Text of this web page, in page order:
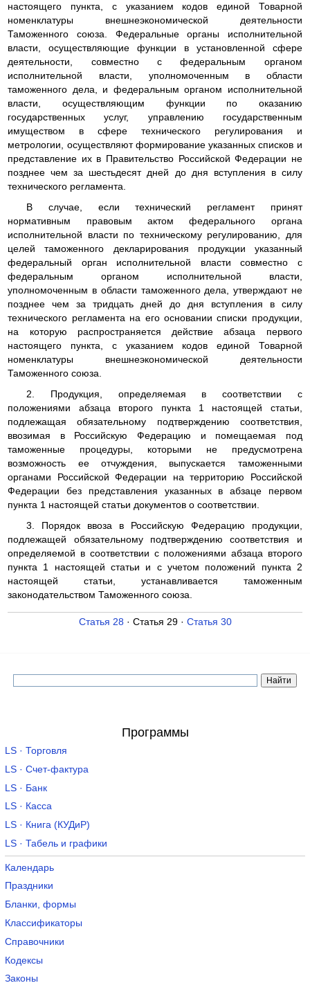
настоящего пункта, с указанием кодов единой Товарной
номенклатуры внешнеэкономической деятельности
Таможенного союза. Федеральные органы исполнительной
власти, осуществляющие функции в установленной сфере
деятельности, совместно с федеральным органом
исполнительной власти, уполномоченным в области
таможенного дела, и федеральным органом исполнительной
власти, осуществляющим функции по оказанию
государственных услуг, управлению государственным
имуществом в сфере технического регулирования и
метрологии, осуществляют формирование указанных списков и
представление их в Правительство Российской Федерации не
позднее чем за шестьдесят дней до дня вступления в силу
технического регламента.
В случае, если технический регламент принят
нормативным правовым актом федерального органа
исполнительной власти по техническому регулированию, для
целей таможенного декларирования продукции указанный
федеральный орган исполнительной власти совместно с
федеральным органом исполнительной власти,
уполномоченным в области таможенного дела, утверждают не
позднее чем за тридцать дней до дня вступления в силу
технического регламента на его основании списки продукции,
на которую распространяется действие абзаца первого
настоящего пункта, с указанием кодов единой Товарной
номенклатуры внешнеэкономической деятельности
Таможенного союза.
2. Продукция, определяемая в соответствии с
положениями абзаца второго пункта 1 настоящей статьи,
подлежащая обязательному подтверждению соответствия,
ввозимая в Российскую Федерацию и помещаемая под
таможенные процедуры, которыми не предусмотрена
возможность ее отчуждения, выпускается таможенными
органами Российской Федерации на территорию Российской
Федерации без представления указанных в абзаце первом
пункта 1 настоящей статьи документов о соответствии.
3. Порядок ввоза в Российскую Федерацию продукции,
подлежащей обязательному подтверждению соответствия и
определяемой в соответствии с положениями абзаца второго
пункта 1 настоящей статьи и с учетом положений пункта 2
настоящей статьи, устанавливается таможенным
законодательством Таможенного союза.
Статья 28 · Статья 29 · Статья 30
Программы
LS · Торговля
LS · Счет-фактура
LS · Банк
LS · Касса
LS · Книга (КУДиР)
LS · Табель и графики
Календарь
Праздники
Бланки, формы
Классификаторы
Справочники
Кодексы
Законы